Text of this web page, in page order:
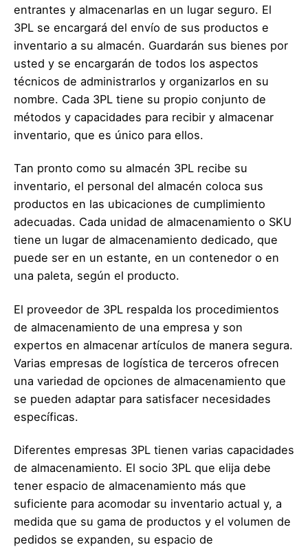
entrantes y almacenarlas en un lugar seguro. El
3PL se encargará del envío de sus productos e
inventario a su almacén. Guardarán sus bienes por
usted y se encargarán de todos los aspectos
técnicos de administrarlos y organizarlos en su
nombre. Cada 3PL tiene su propio conjunto de
métodos y capacidades para recibir y almacenar
inventario, que es único para ellos.
Tan pronto como su almacén 3PL recibe su
inventario, el personal del almacén coloca sus
productos en las ubicaciones de cumplimiento
adecuadas. Cada unidad de almacenamiento o SKU
tiene un lugar de almacenamiento dedicado, que
puede ser en un estante, en un contenedor o en
una paleta, según el producto.
El proveedor de 3PL respalda los procedimientos
de almacenamiento de una empresa y son
expertos en almacenar artículos de manera segura.
Varias empresas de logística de terceros ofrecen
una variedad de opciones de almacenamiento que
se pueden adaptar para satisfacer necesidades
específicas.
Diferentes empresas 3PL tienen varias capacidades
de almacenamiento. El socio 3PL que elija debe
tener espacio de almacenamiento más que
suficiente para acomodar su inventario actual y, a
medida que su gama de productos y el volumen de
pedidos se expanden, su espacio de